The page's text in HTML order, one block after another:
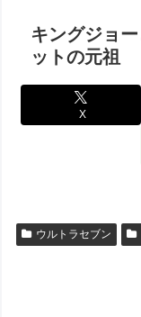
キングジョ
ットの元祖
X
ウルトラセブン